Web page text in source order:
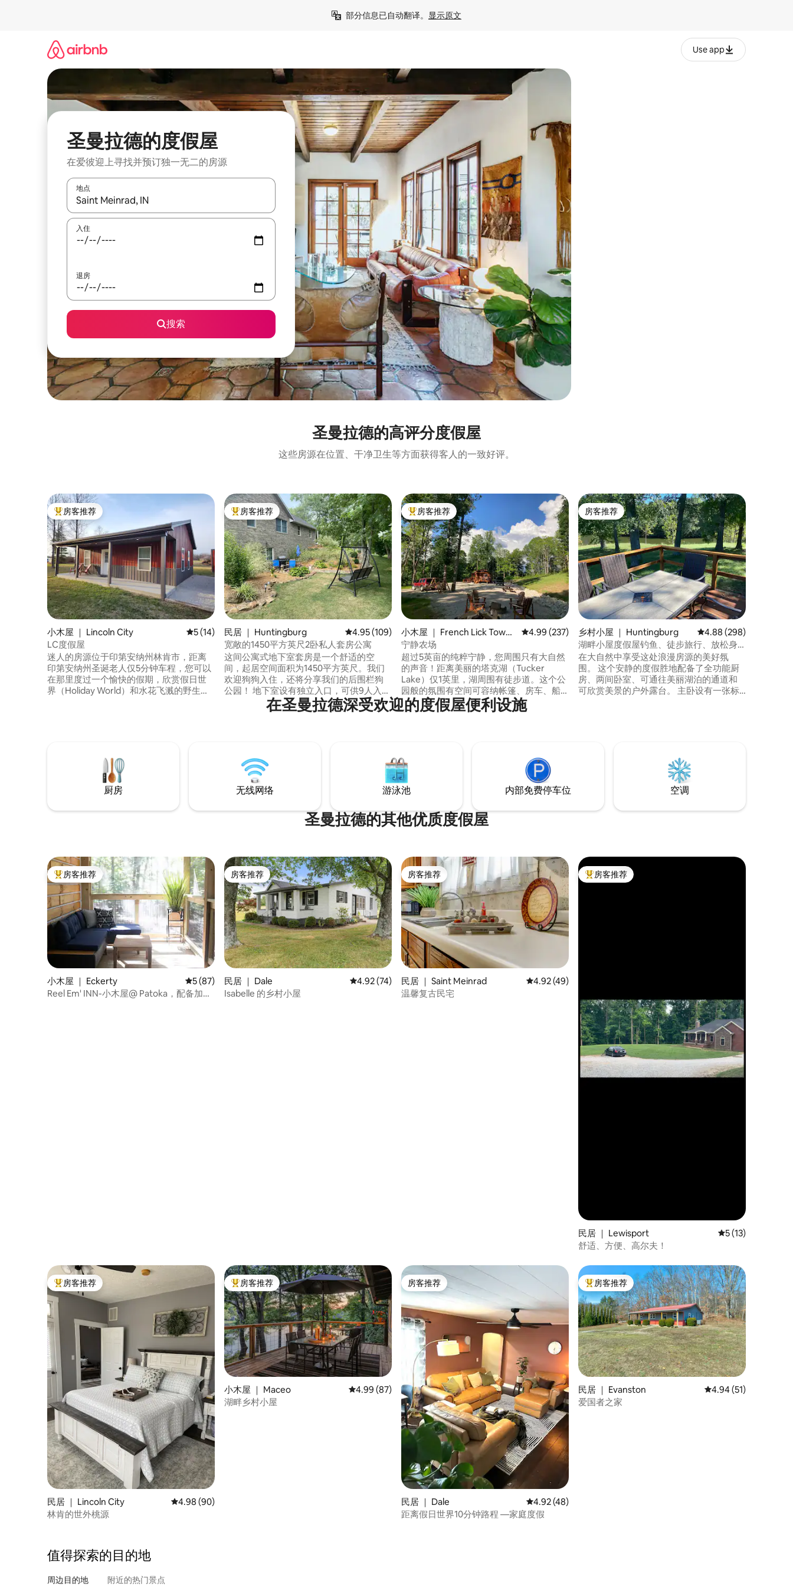
部分信息已自动翻译。 显示原文
Use app
圣曼拉德的度假屋
在爱彼迎上寻找并预订独一无二的房源
地点
如有搜索结果，请使用上下方向键查看，或通过点击或滑动手势浏览。
入住
退房
搜索
圣曼拉德的高评分度假屋
这些房源在位置、干净卫生等方面获得客人的一致好评。
热门「房客推荐」
房客推荐
小木屋 ｜ Lincoln City 平均评分 5 分（满分 5 分），共 14 条评价
5 (14)
LC度假屋
迷人的房源位于印第安纳州林肯市，距离
印第安纳州圣诞老人仅5分钟车程，您可以
在那里度过一个愉快的假期，欣赏假日世
界（Holiday World）和水花飞溅的野生动
乡村的许多其他景点。
热门「房客推荐」
房客推荐
民居 ｜ Huntingburg 平均评分 4.95 分（满分 5 分），共 109 条评价
4.95 (109)
宽敞的1450平方英尺2卧私人套房公寓
这间公寓式地下室套房是一个舒适的空
间，起居空间面积为1450平方英尺。我们
欢迎狗狗入住，还将分享我们的后围栏狗
公园！ 地下室设有独立入口，可供9人入
住，于2022年进行了装修。 我们的房源舒
适，配备现代和复古装饰。 每间卧室均配
睡眠区是一个非封闭区域，您可以步行穿
过卧室。
热门「房客推荐」
房客推荐
小木屋 ｜ French Lick Towns
hip
平均评分 4.99 分（满分 5 分），共 237 条评价
4.99 (237)
宁静农场
超过5英亩的纯粹宁静，您周围只有大自然
的声音！距离美丽的塔克湖（Tucker
Lake）仅1英里，湖周围有徒步道。这个公
园般的氛围有空间可容纳帐篷、房车、船
只、四轮摩托车等。距离Fabulous French
Lick和West Baden度假村不到5英里，但完
水上乐园和船舶租赁
房客推荐
房客推荐
乡村小屋 ｜ Huntingburg 平均评分 4.88 分（满分
4.88 (298)
湖畔小屋度假屋钓鱼、徒步旅行、放松身
心
在大自然中享受这处浪漫房源的美好氛
围。 这个安静的度假胜地配备了全功能厨
房、两间卧室、可通往美丽湖泊的通道和
可欣赏美景的户外露台。 主卧设有一张标
在圣曼拉德深受欢迎的度假屋便利设施
厨房 无线网络 游泳池 内部免费停车位 空调
圣曼拉德的其他优质度假屋
热门「房客推荐」
房客推荐
小木屋 ｜ Eckerty 平均评分 5 分（满分 5 分），共 87 条评价
5 (87)
Reel Em' INN-小木屋@ Patoka，配备加大
房客推荐
房客推荐
民居 ｜ Dale 平均评分 4.92 分（满分 5 分），共 74 条评价
4.92 (74)
Isabelle 的乡村小屋
房客推荐
房客推荐
民居 ｜ Saint Meinrad 平均评分 4.92 分（满分 5 分），共 49 条评价
4.92 (49)
温馨复古民宅
热门「房客推荐」
房客推荐
民居 ｜ Lewisport 平均评分 5 分（满
5 (13)
舒适、方便、高尔夫！
热门「房客推荐」
房客推荐
民居 ｜ Lincoln City 平均评分 4.98 分（满分 5 分），共 90 条评价
4.98 (90)
林肯的世外桃源
热门「房客推荐」
房客推荐
小木屋 ｜ Maceo 平均评分 4.99 分（满分 5 分），共 87 条评价
4.99 (87)
湖畔乡村小屋
房客推荐
房客推荐
民居 ｜ Dale 平均评分 4.92 分（满分 5 分），共 48 条评价
4.92 (48)
距离假日世界10分钟路程 —家庭度假
热门「房客推荐」
房客推荐
民居 ｜ Evanston 平均评分 4.94 分（满
4.94 (51)
爱国者之家
值得探索的目的地
周边目的地 附近的热门景点